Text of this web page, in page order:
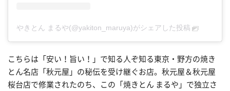
やきとん まるや(@yakiton_maruya)がシェアした投稿
こちらは「安い！旨い！」で知る人ぞ知る東京・野方の焼き
とん名店「秋元屋」の秘伝を受け継ぐお店。秋元屋＆秋元屋
桜台店で修業されたのち、この「焼きとん まるや」で独立さ